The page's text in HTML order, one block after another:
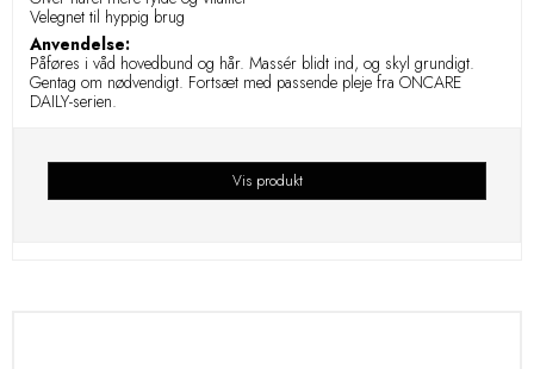
Velegnet til hyppig brug
Anvendelse:
Påføres i våd hovedbund og hår. Massér blidt ind, og skyl grundigt.
Gentag om nødvendigt. Fortsæt med passende pleje fra ONCARE
DAILY-serien.
Vis produkt